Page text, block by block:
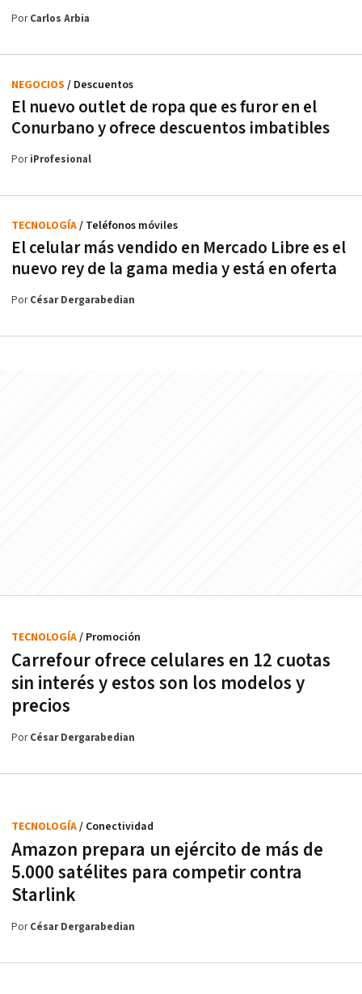
PorCarlos Arbia
El nuevo outlet de ropa que es furor en el
Conurbano y ofrece descuentos imbatibles
NEGOCIOS / Descuentos
PoriProfesional
El celular más vendido en Mercado Libre es el
nuevo rey de la gama media y está en oferta
TECNOLOGÍA/ Teléfonos móviles
PorCésar Dergarabedian
Carrefour ofrece celulares en 12 cuotas
sin interés y estos son los modelos y
precios
TECNOLOGÍA/ Promoción
PorCésar Dergarabedian
Amazon prepara un ejército de más de
5.000 satélites para competir contra
Starlink
TECNOLOGÍA/ Conectividad
PorCésar Dergarabedian